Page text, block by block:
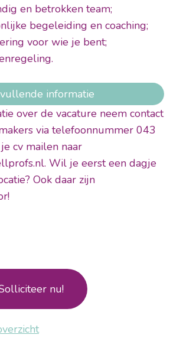
en betrokken team;
begeleiding en coaching;
voor wie je bent;
informatie
over de vacature neem contact
via telefoonnummer 043
cv mailen naar
Wil je eerst een dagje
Ook daar zijn
nu!